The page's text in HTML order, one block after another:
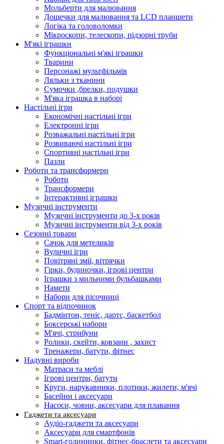
Мольберти для малювання
Дощечки для малювання та LCD планшети
Логіка та головоломки
Мікроскопи, телескопи, підзорні труби
М'які іграшки
Функціональні м'які іграшки
Тварини
Персонажі мультфільмів
Ляльки з тканини
Сумочки ,брелки, подушки
М'яка іграшка в наборі
Настільні ігри
Економічні настільні ігри
Електронні ігри
Розважальні настільні ігри
Розвиваючі настільні ігри
Спортивні настільні ігри
Пазли
Роботи та трансформери
Роботи
Трансформери
Інтерактивні іграшки
Музичні інструменти
Музичні інструменти до 3-х років
Музичні інструменти від 3-х років
Сезонні товари
Сачок для метеликів
Вуличні ігри
Повітряні змії, вітрячки
Гірки, будиночки, ігрові центри
Іграшки з мильними бульбашками
Намети
Набори для пісочниці
Спорт та відпочинок
Бадмінтон, теніс, дартс, баскетбол
Боксерські набори
М'ячі, стрибуни
Ролики, скейти, ковзани , захист
Тренажери, батути, фітнес
Надувні вироби
Матраси та меблі
Ігрові центри, батути
Круги, нарукавники, плотики, жилети, м'ячі
Басейни і аксесуари
Насоси, човни, аксесуари для плавання
Гаджети та аксесуари
Аудіо-гаджети та аксесуари
Аксесуари для смартфонів
Smart-годинники, фітнес-браслети та аксесуари